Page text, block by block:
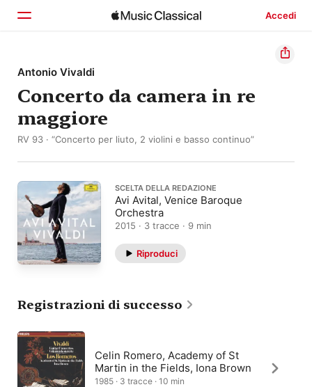
Accedi
Home
Scopri
Cerca
Antonio Vivaldi
Concerto da camera in re
maggiore
RV 93 · “Concerto per liuto, 2 violini e basso continuo”
SCELTA DELLA REDAZIONE
Avi Avital, Venice Baroque
Orchestra
2015 · 3 tracce · 9 min
Riproduci
Registrazioni di successo
Celin Romero, Academy of St
Martin in the Fields, Iona Brown
1985 · 3 tracce · 10 min